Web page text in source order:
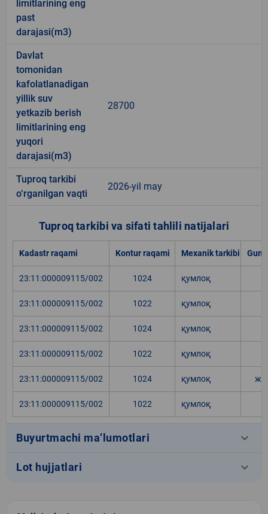
limitlarining eng
past
darajasi(m3)
Davlat
tomonidan
kafolatlanadigan
yillik suv
yetkazib berish
limitlarining eng
yuqori
darajasi(m3)
28700
Tuproq tarkibi
o‘rganilgan vaqti
2026-yil may
Tuproq tarkibi va sifati tahlili natijalari
Kadastr raqami Kontur raqami Mexanik tarkibi
23:11:000009115/002 1024 қумлоқ
23:11:000009115/002 1022 қумлоқ
23:11:000009115/002 1024 қумлоқ
23:11:000009115/002 1022 қумлоқ
23:11:000009115/002 1024 қумлоқ
23:11:000009115/002 1022 қумлоқ
Buyurtmachi ma’lumotlari keyboard_arrow_down
Lot hujjatlari keyboard_arrow_down